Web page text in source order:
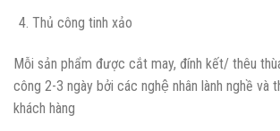
Thủ công tinh xảo
Mỗi sản phẩm được cắt may, đính kết/ thêu
công 2-3 ngày bởi các nghệ nhân lành nghề và
khách hàng